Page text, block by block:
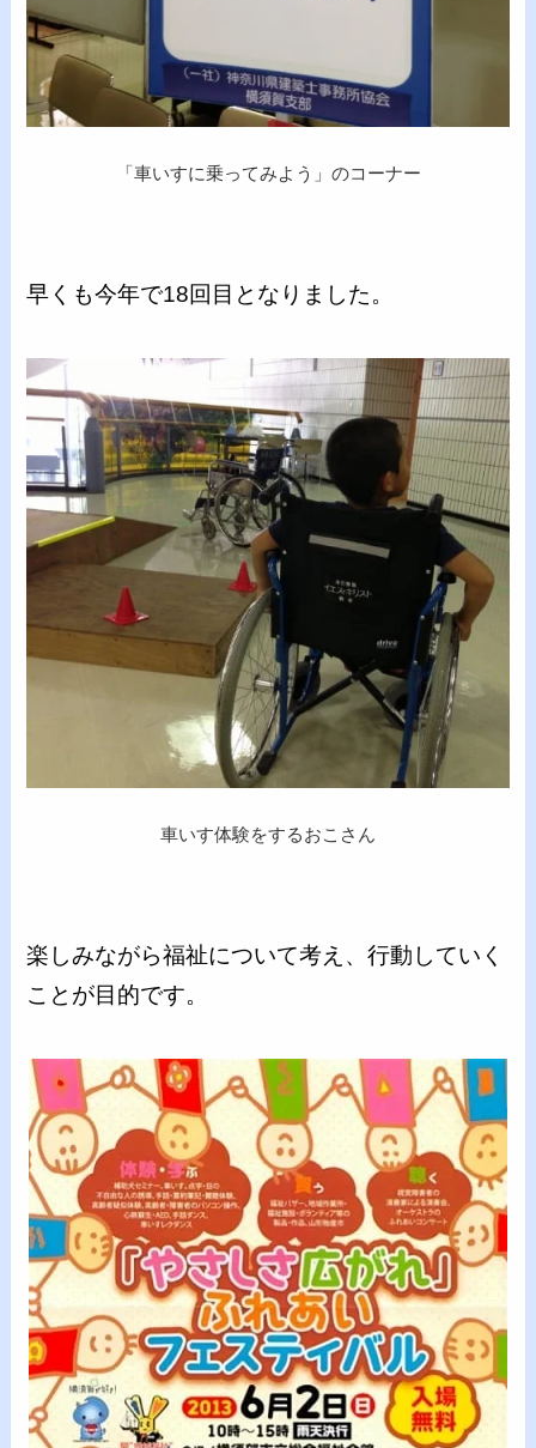
「車いすに乗ってみよう」のコーナー
早くも今年で18回目となりました。
車いす体験をするおこさん
楽しみながら福祉について考え、行動していく
ことが目的です。